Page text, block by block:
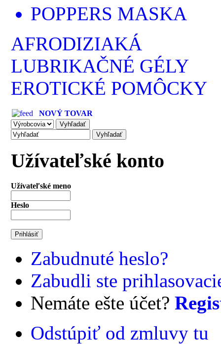
POPPERS MASKA
AFRODIZIAKÁ
LUBRIKAČNÉ GÉLY
EROTICKÉ POMÔCKY
NOVÝ TOVAR
Užívateľské konto
Užívateľské meno
Heslo
Zabudnuté heslo?
Zabudli ste
Nemáte ešte účet?
Odstúpiť od zmluvy tu